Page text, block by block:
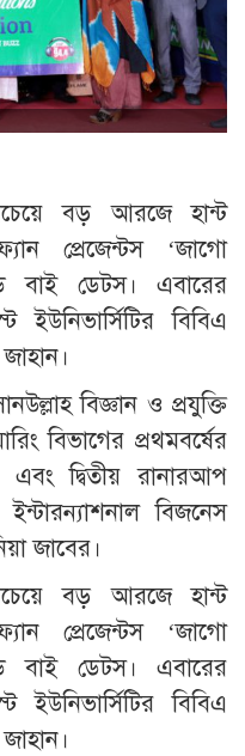
বড় আরজে হান্ট
প্রেজেন্টস ‘জাগো
বাই ডেটস। এবারের
বিবিএ
বিজ্ঞান ও প্রযুক্তি
বিভাগের প্রথমবর্ষের
দ্বিতীয় রানারআপ
ইন্টারন্যাশনাল বিজনেস
জাবের।
বড় আরজে হান্ট
প্রেজেন্টস ‘জাগো
বাই ডেটস। এবারের
বিবিএ